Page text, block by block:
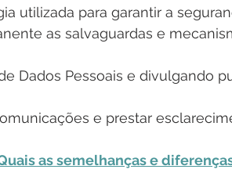
utilizada para garantir a
as salvaguardas e
Dados Pessoais e divulgando
e prestar
as semelhanças e